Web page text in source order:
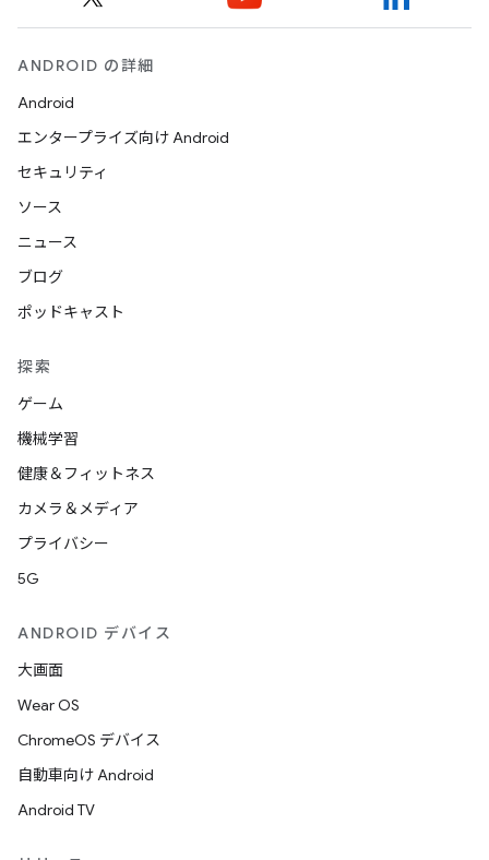
ANDROID の詳細
Android
エンタープライズ向け Android
セキュリティ
ソース
ニュース
ブログ
ポッドキャスト
探索
ゲーム
機械学習
健康＆フィットネス
カメラ＆メディア
プライバシー
5G
ANDROID デバイス
大画面
Wear OS
ChromeOS デバイス
自動車向け Android
Android TV